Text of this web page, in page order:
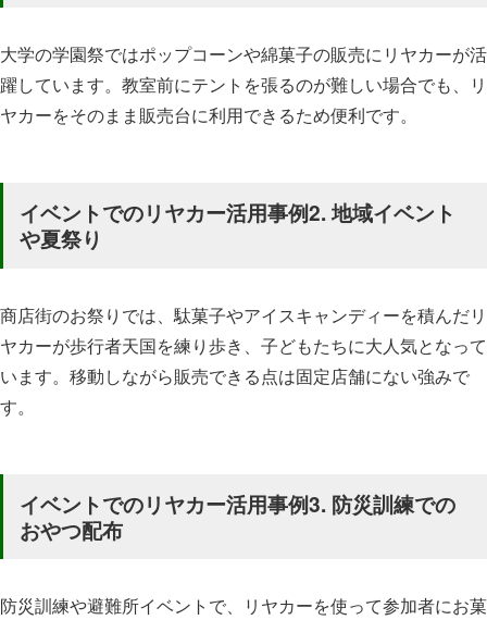
大学の学園祭ではポップコーンや綿菓子の販売にリヤカーが活
躍しています。教室前にテントを張るのが難しい場合でも、リ
ヤカーをそのまま販売台に利用できるため便利です。
イベントでのリヤカー活用事例2. 地域イベント
や夏祭り
商店街のお祭りでは、駄菓子やアイスキャンディーを積んだリ
ヤカーが歩行者天国を練り歩き、子どもたちに大人気となって
います。移動しながら販売できる点は固定店舗にない強みで
す。
イベントでのリヤカー活用事例3. 防災訓練での
おやつ配布
防災訓練や避難所イベントで、リヤカーを使って参加者にお菓